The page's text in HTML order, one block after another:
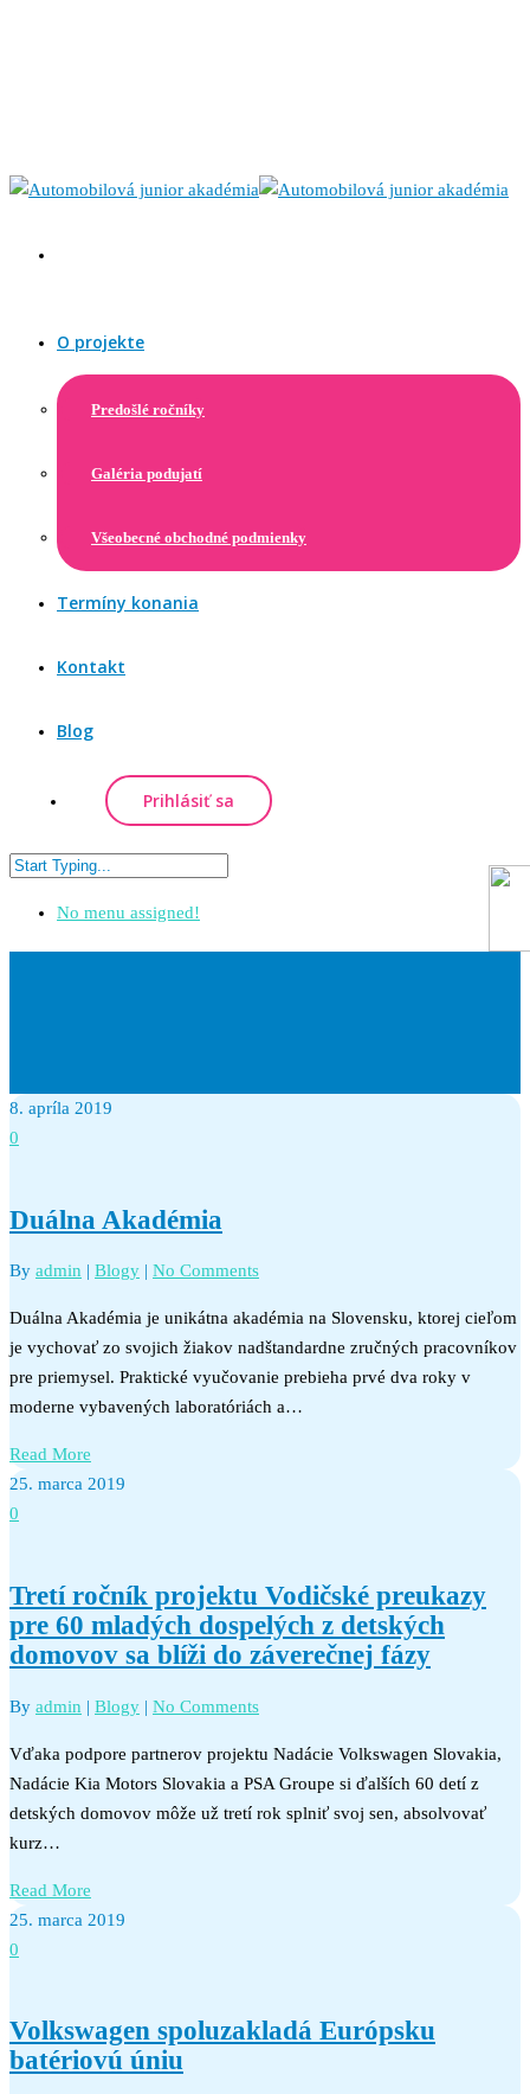
O projekte
Predošlé ročníky
Galéria podujatí
Všeobecné obchodné podmienky
Termíny konania
Kontakt
Blog
Prihlásiť sa
No menu assigned!
8. apríla 2019
0
Duálna Akadémia
By admin | Blogy | No Comments
Duálna Akadémia je unikátna akadémia na Slovensku, ktorej cieľom
je vychovať zo svojich žiakov nadštandardne zručných pracovníkov
pre priemysel. Praktické vyučovanie prebieha prvé dva roky v
moderne vybavených laboratóriách a…
Read More
25. marca 2019
0
Tretí ročník projektu Vodičské preukazy
pre 60 mladých dospelých z detských
domovov sa blíži do záverečnej fázy
By admin | Blogy | No Comments
Vďaka podpore partnerov projektu Nadácie Volkswagen Slovakia,
Nadácie Kia Motors Slovakia a PSA Groupe si ďalších 60 detí z
detských domovov môže už tretí rok splniť svoj sen, absolvovať
kurz…
Read More
25. marca 2019
0
Volkswagen spoluzakladá Európsku
batériovú úniu